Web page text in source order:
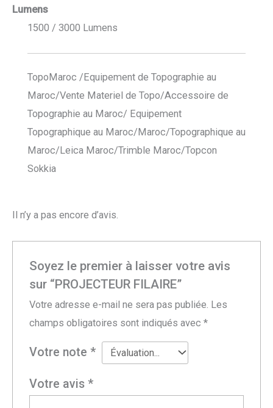
Lumens
1500 / 3000 Lumens
TopoMaroc /Equipement de Topographie au
Maroc/Vente Materiel de Topo/Accessoire de
Topographie au Maroc/ Equipement
Topographique au Maroc/Maroc/Topographique au
Maroc/Leica Maroc/Trimble Maroc/Topcon
Sokkia
Il n’y a pas encore d’avis.
Soyez le premier à laisser votre avis
sur “PROJECTEUR FILAIRE”
Votre adresse e-mail ne sera pas publiée. Les
champs obligatoires sont indiqués avec*
Votre note*
Votre avis*